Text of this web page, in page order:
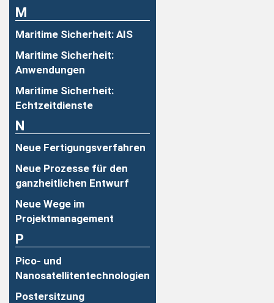
M
Maritime Sicherheit: AIS
Maritime Sicherheit:
Anwendungen
Maritime Sicherheit:
Echtzeitdienste
N
Neue Fertigungsverfahren
Neue Prozesse für den
ganzheitlichen Entwurf
Neue Wege im
Projektmanagement
P
Pico- und
Nanosatellitentechnologien
Postersitzung